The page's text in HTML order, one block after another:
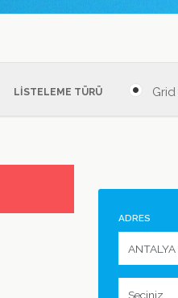
LİSTELEME TÜRÜ Grid
ADRES